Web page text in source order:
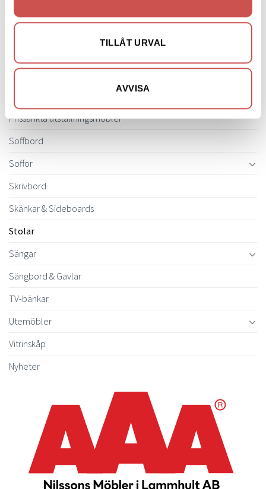
TILLÅT URVAL
AVVISA
Matgrupper
Möbelvård
Prissänkta utställningsmöbler
Soffbord
Soffor
Skrivbord
Skänkar & Sideboards
Stolar
Sängar
Sängbord & Gavlar
TV-bänkar
Utemöbler
Vitrinskåp
Nyheter